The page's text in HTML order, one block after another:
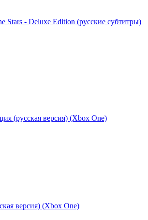
Stars - Deluxe Edition (русские субтитры)
(русская версия) (Xbox One)
версия) (Xbox One)